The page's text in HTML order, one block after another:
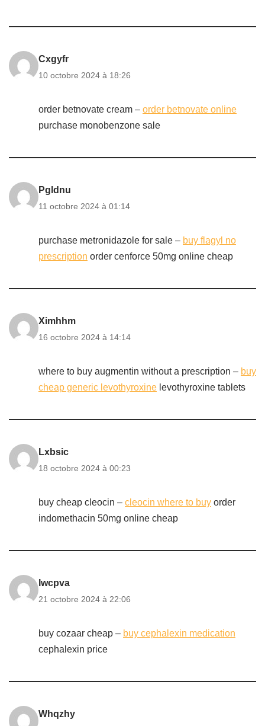
Cxgyfr
10 octobre 2024 à 18:26
order betnovate cream – order betnovate online
purchase monobenzone sale
Pgldnu
11 octobre 2024 à 01:14
purchase metronidazole for sale – buy flagyl no
prescription order cenforce 50mg online cheap
Ximhhm
16 octobre 2024 à 14:14
where to buy augmentin without a prescription – buy
cheap generic levothyroxine levothyroxine tablets
Lxbsic
18 octobre 2024 à 00:23
buy cheap cleocin – cleocin where to buy order
indomethacin 50mg online cheap
Iwcpva
21 octobre 2024 à 22:06
buy cozaar cheap – buy cephalexin medication
cephalexin price
Whqzhy